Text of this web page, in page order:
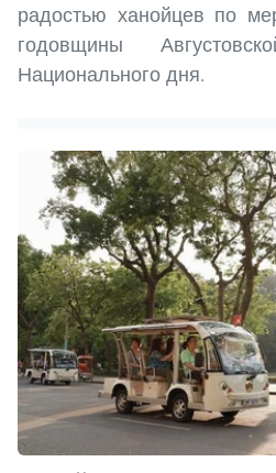
радостью ханойцев по
годовщины
Национального дня.